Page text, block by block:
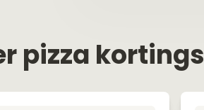
pizza